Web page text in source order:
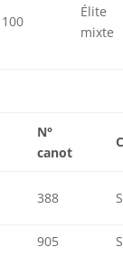
100
Élite
mixte
N°
canot
388
905